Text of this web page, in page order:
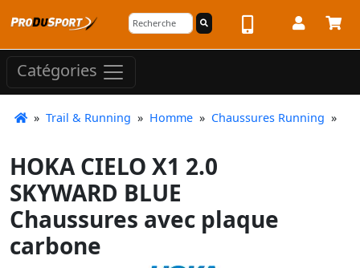
Catégories
» Trail & Running » Homme » Chaussures Running »
HOKA CIELO X1 2.0
SKYWARD BLUE
Chaussures avec plaque
carbone